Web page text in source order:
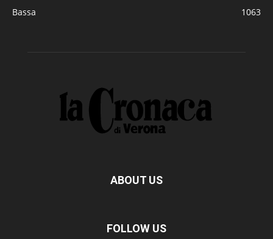
Bassa
1063
ABOUT US
FOLLOW US